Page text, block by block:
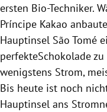
ersten Bio-Techniker.
Príncipe Kakao
Hauptinsel São Tomé
perfekteSchokolade
wenigstens Strom,
Bis heute ist noch
Hauptinsel ans